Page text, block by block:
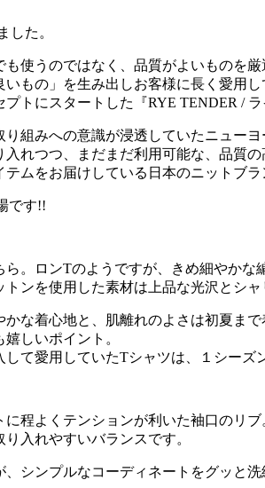
した。
使うのではなく、品質がよいものを厳
もの」を生み出しお客様に長く愛用し
トにスタートした『RYE TENDER / ラ
組みへの意識が浸透していたニューヨ
れつつ、まだまだ利用可能な、品質
ムをお届けしている日本のニットブラ
です!!
ら。ロンTのようですが、きめ細やかな
ンを使用した素材は上品な光沢とシャ
な着心地と、肌離れのよさは初夏まで
しいポイント。
て愛用していたTシャツは、１シーズ
程よくテンションが利いた袖口のリブ
入れやすいバランスです。
シンプルなコーディネートをグッと洗